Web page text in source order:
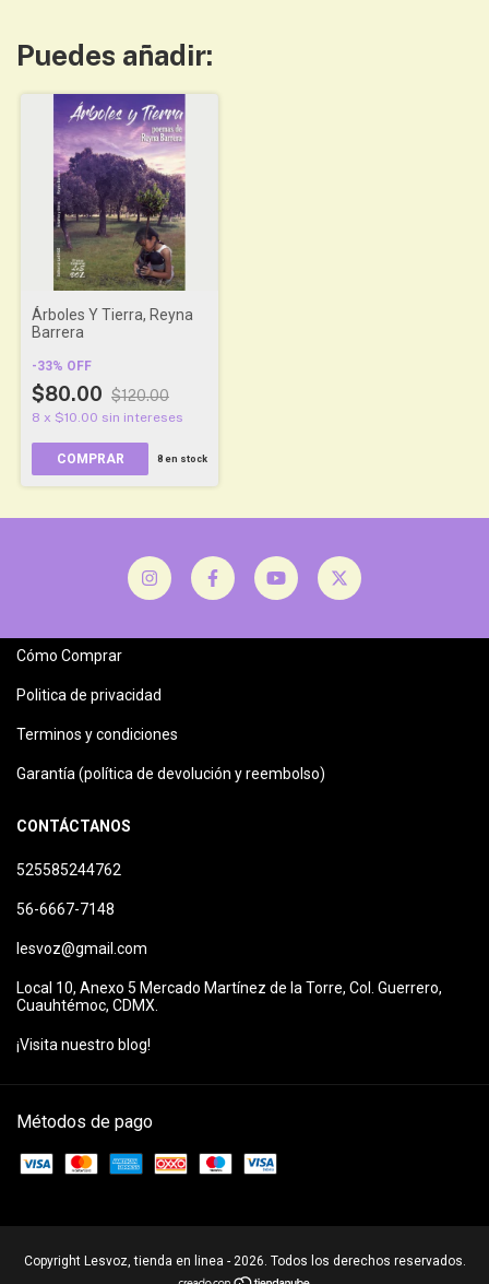
Puedes añadir:
Árboles Y Tierra, Reyna
Barrera
-33% OFF
$80.00 $120.00
8 x $10.00 sin intereses
COMPRAR 8en stock
Cómo Comprar
Politica de privacidad
Terminos y condiciones
Garantía (política de devolución y reembolso)
CONTÁCTANOS
525585244762
56-6667-7148
lesvoz@gmail.com
Local 10, Anexo 5 Mercado Martínez de la Torre, Col. Guerrero,
Cuauhtémoc, CDMX.
¡Visita nuestro blog!
Métodos de pago
Copyright Lesvoz, tienda en linea - 2026. Todos los derechos reservados.